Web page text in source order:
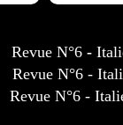
Revue N°6 -
Revue N°6 -
Revue N°6 -